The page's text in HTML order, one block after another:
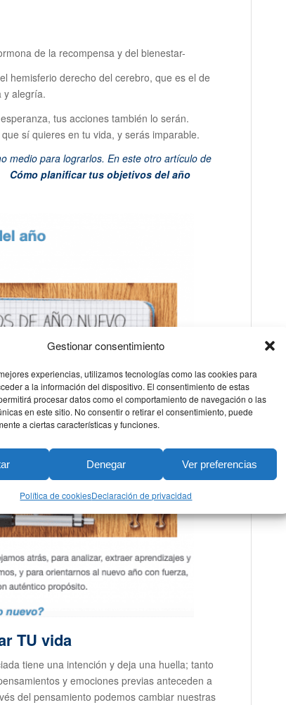
Gestionar consentimiento
experiencias, utilizamos tecnologías como las cookies para
a la información del dispositivo. El consentimiento de estas
procesar datos como el comportamiento de navegación o las
en este sitio. No consentir o retirar el consentimiento, puede
a ciertas características y funciones.
Denegar Ver preferencias
Política de cookiesDeclaración de privacidad
de la recompensa y del bienestar-
hemisferio derecho del cerebro, que es el de
y alegría.
tus acciones también lo serán.
sí quieres en tu vida, y serás imparable.
medio para lograrlos. En este otro artículo de
Cómo planificar tus objetivos del año
TU vida
tiene una intención y deja una huella; tanto
y emociones previas anteceden a
del pensamiento podemos cambiar nuestras